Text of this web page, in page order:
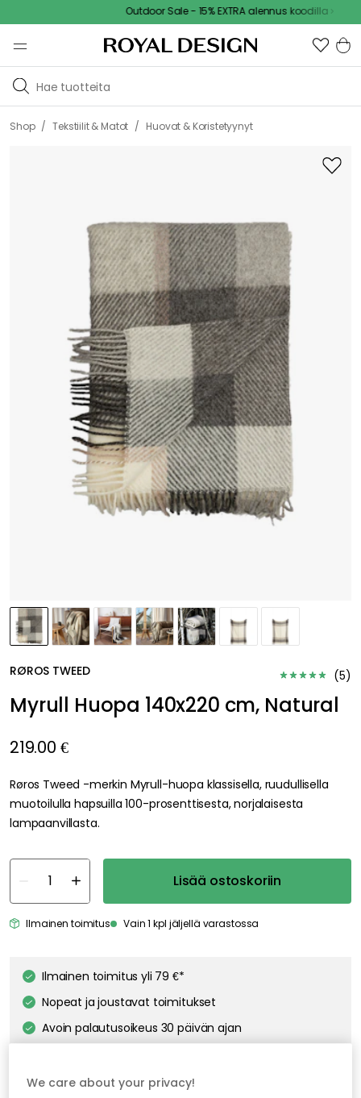
Outdoor Sale - 15% EXTRA alennus koodilla
Shop / Tekstiilit & Matot / Huovat & Koristetyynyt
RØROS TWEED (5)
Myrull Huopa 140x220 cm, Natural
219.00 €
Røros Tweed -merkin Myrull-huopa klassisella, ruudullisella
muotoilulla hapsuilla 100-prosenttisesta, norjalaisesta
lampaanvillasta.
Lisää ostoskoriin
Ilmainen toimitus Vain 1 kpl jäljellä varastossa
Ilmainen toimitus yli 79 €*
Nopeat ja joustavat toimitukset
Avoin palautusoikeus 30 päivän ajan
We care about your privacy!